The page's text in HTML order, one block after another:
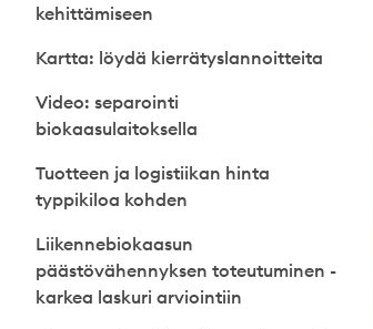
kehittämiseen
Kartta: löydä kierrätyslannoitteita
Video: separointi
biokaasulaitoksella
Tuotteen ja logistiikan hinta
typpikiloa kohden
Liikennebiokaasun
päästövähennyksen toteutuminen -
karkea laskuri arviointiin